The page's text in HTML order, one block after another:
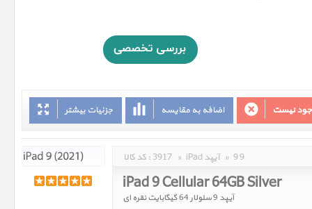
جزئیات بیشتر اضافه به مقایسه نیست
کد کالا : 3917 » iPad آیپد » 9 9
iPad 9 Cellular 64GB Silver
آیپد 9 سلولار 64 گیگابایت نقره ای